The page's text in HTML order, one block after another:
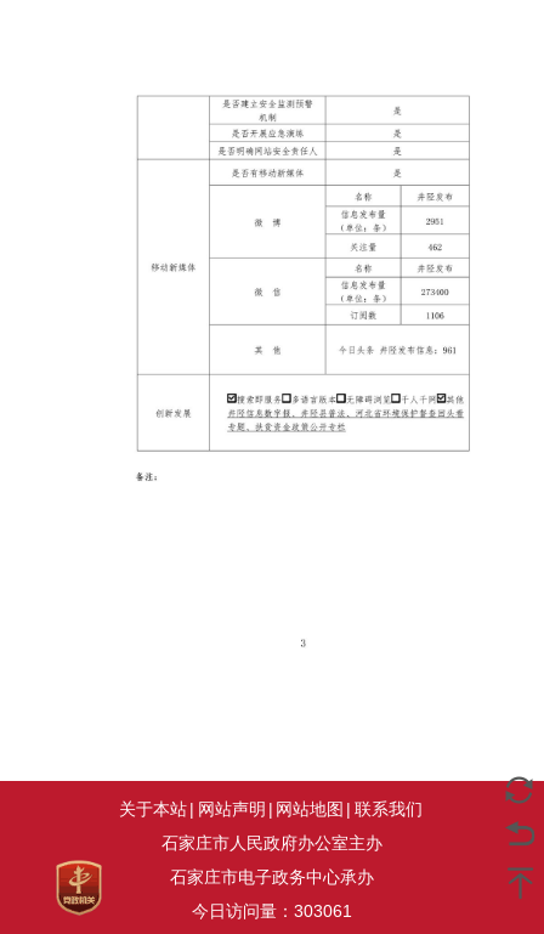
关于本站| 网站声明 | 网站地图 | 联系我们
石家庄市人民政府办公室主办
石家庄市电子政务中心承办
今日访问量： 303061